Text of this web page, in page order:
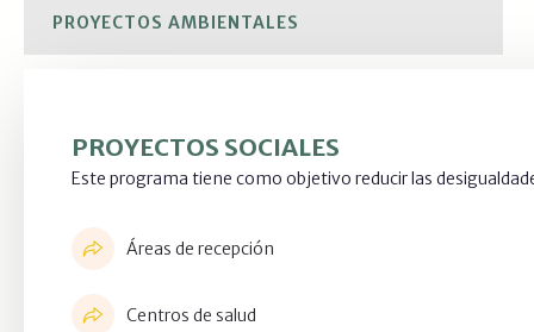
PROYECTOS AMBIENTALES
PROYECTOS SOCIALES
Este programa tiene como objetivo reducir las
Áreas de recepción
Centros de salud